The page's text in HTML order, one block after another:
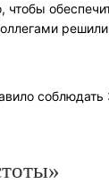
соблюдать